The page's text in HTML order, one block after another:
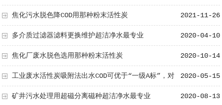
2021-11-26
焦化污水脱色降COD用那种粉末活性炭
2020-04-10
多介质过滤器滤料更换维护超洁净水最专业
2020-10-14
焦化厂废水脱色选用那种粉末活性炭
2020-05-15
工业废水活性炭吸附法出水COD可优于“一级A标”，对
色度及臭味的去除效果明显 2020-08-13
矿井污水处理用超磁分离磁种超洁净水最专业